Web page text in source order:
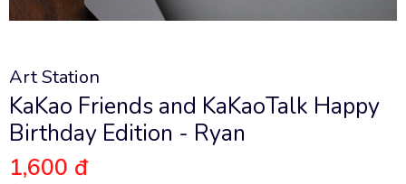
Art Station
KaKao Friends and KaKaoTalk Happy
Birthday Edition - Ryan
1,600 đ